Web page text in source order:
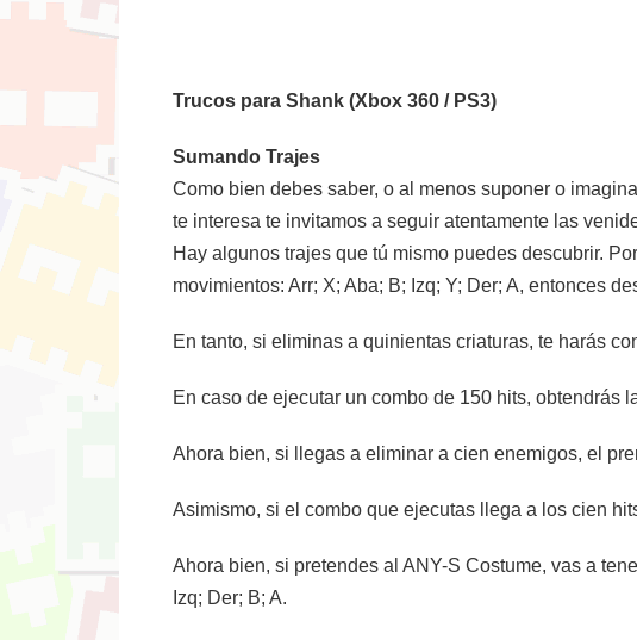
Trucos para Shank (Xbox 360 / PS3)
Sumando Trajes
Como bien debes saber, o al menos suponer o
te interesa te invitamos a seguir atentamente las
Hay algunos trajes que tú mismo puedes descubrir.
movimientos: Arr; X; Aba; B; Izq; Y; Der; A, entonces
En tanto, si eliminas a quinientas criaturas, te harás
En caso de ejecutar un combo de 150 hits, obtendrás
Ahora bien, si llegas a eliminar a cien enemigos, el
Asimismo, si el combo que ejecutas llega a los cien
Ahora bien, si pretendes al ANY-S Costume, vas a
Izq; Der; B; A.